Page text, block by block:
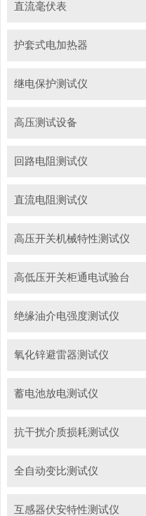
直流毫伏表
护套式电加热器
继电保护测试仪
高压测试设备
回路电阻测试仪
直流电阻测试仪
高压开关机械特性测试仪
高低压开关柜通电试验台
绝缘油介电强度测试仪
氧化锌避雷器测试仪
蓄电池放电测试仪
抗干扰介质损耗测试仪
全自动变比测试仪
互感器伏安特性测试仪